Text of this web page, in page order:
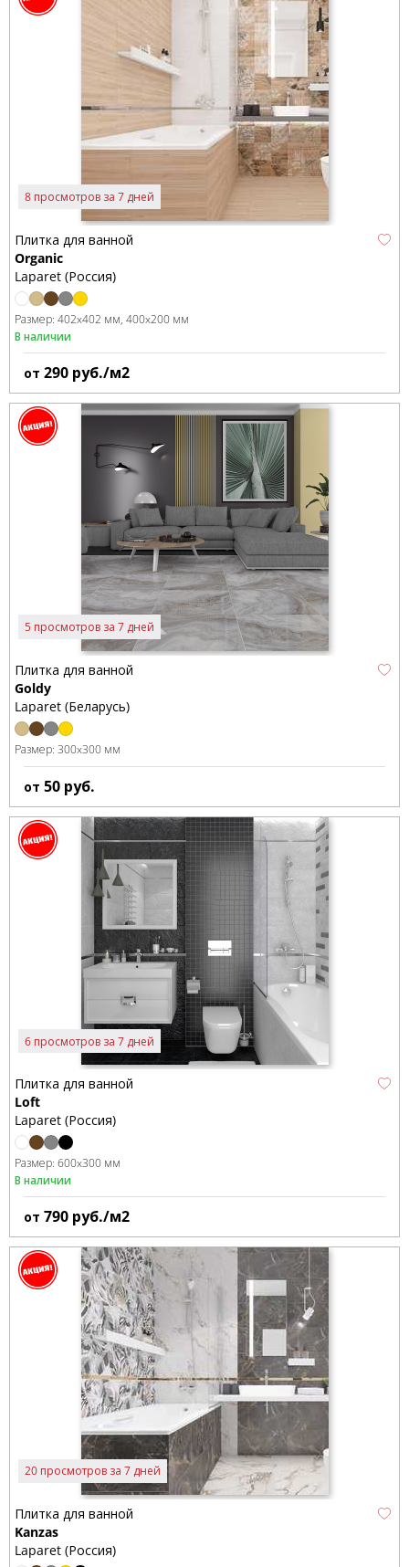
8 просмотров за 7 дней
Плитка для ванной
Organic
Laparet (Россия)
Размер: 402x402 мм 400x200 мм
В наличии
от 290 руб./м2
5 просмотров за 7 дней
Плитка для ванной
Goldy
Laparet (Беларусь)
Размер: 300x300 мм
от 50 руб.
6 просмотров за 7 дней
Плитка для ванной
Loft
Laparet (Россия)
Размер: 600x300 мм
В наличии
от 790 руб./м2
20 просмотров за 7 дней
Плитка для ванной
Kanzas
Laparet (Россия)